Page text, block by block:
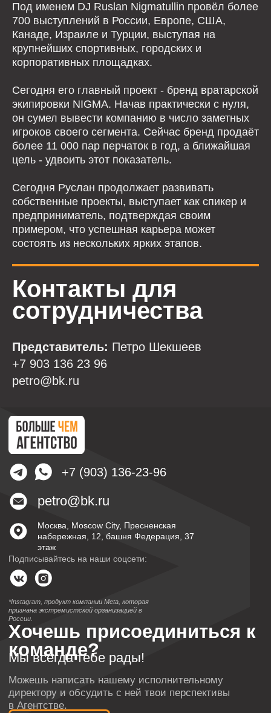
Под именем DJ Ruslan Nigmatullin провёл более
700 выступлений в России, Европе, США,
Канаде, Израиле и Турции, выступая на
крупнейших спортивных, городских и
корпоративных площадках.
Сегодня его главный проект - бренд вратарской
экипировки NIGMA. Начав практически с нуля,
он сумел вывести компанию в число заметных
игроков своего сегмента. Сейчас бренд продаёт
более 11 000 пар перчаток в год, а ближайшая
цель - удвоить этот показатель.
Сегодня Руслан продолжает развивать
собственные проекты, выступает как спикер и
предприниматель, подтверждая своим
примером, что успешная карьера может
состоять из нескольких ярких этапов.
Контакты для
сотрудничества
Представитель: Петро Шекшеев
+7 903 136 23 96
petro@bk.ru
Подписывайтесь на наши соцсети:
petro@bk.ru
директору и обсудить с ней твои перспективы
в Агентстве.
Хочешь присоединиться к
команде?
Мы всегда тебе рады!
Москва, Moscow City, Пресненская
набережная, 12, башня Федерация, 37
этаж
© 2024 г. «Больше чем агентство». Все права защищены. Копирование и
использование информации с сайта без согласия владельца запрещены и